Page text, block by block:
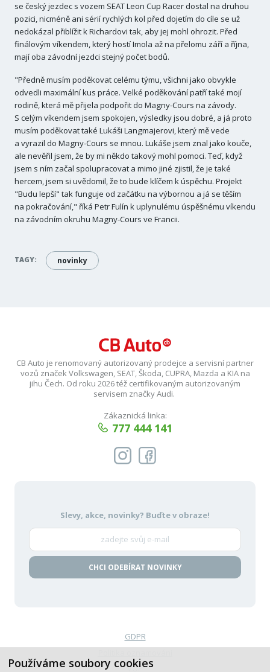
Používáme soubory cookies
se český jezdec s vozem SEAT Leon Cup Racer dostal na druhou
pozici, nicméně ani sérií rychlých kol před dojetím do cíle se už
nedokázal přiblížit k Richardovi tak, aby jej mohl ohrozit. Před
finálovým víkendem, který hostí Imola až na přelomu září a října,
mají oba závodní jezdci stejný počet bodů.
"Předně musím poděkovat celému týmu, všichni jako obvykle
odvedli maximální kus práce. Velké poděkování patří také mojí
rodině, která mě přijela podpořit do Magny-Cours na závody.
S celým víkendem jsem spokojen, výsledky jsou dobré, a já proto
musím poděkovat také Lukáši Langmajerovi, který mě vede
a vyrazil do Magny-Cours se mnou. Lukáše jsem znal jako kouče,
ale nevěřil jsem, že by mi někdo takový mohl pomoci. Teď, když
jsem s ním začal spolupracovat a mimo jiné zjistil, že je také
hercem, jsem si uvědomil, že to bude klíčem k úspěchu. Projekt
"Budu lepší" tak funguje od začátku na výbornou a já se těším
na pokračování," říká Petr Fulín k uplynulému úspěšnému víkendu
na závodním okruhu Magny-Cours ve Francii.
TAGY: novinky
CB Auto je renomovaný autorizovaný prodejce a servisní partner
vozů značek Volkswagen, SEAT, Škoda, CUPRA, Mazda a KIA na
jihu Čech. Od roku 2026 též certifikovaným autorizovaným
servisem značky Audi.
Zákaznická linka:
777 444 141
Slevy, akce, novinky? Buďte v obraze!
CHCI ODEBÍRAT NOVINKY
GDPR
VOP